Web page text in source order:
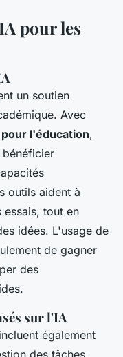
pour les
un soutien
Avec
l'éducation,
bénéficier
outils aident à
tout en
idées. L'usage de
de gagner
des
sur l'IA
incluent également